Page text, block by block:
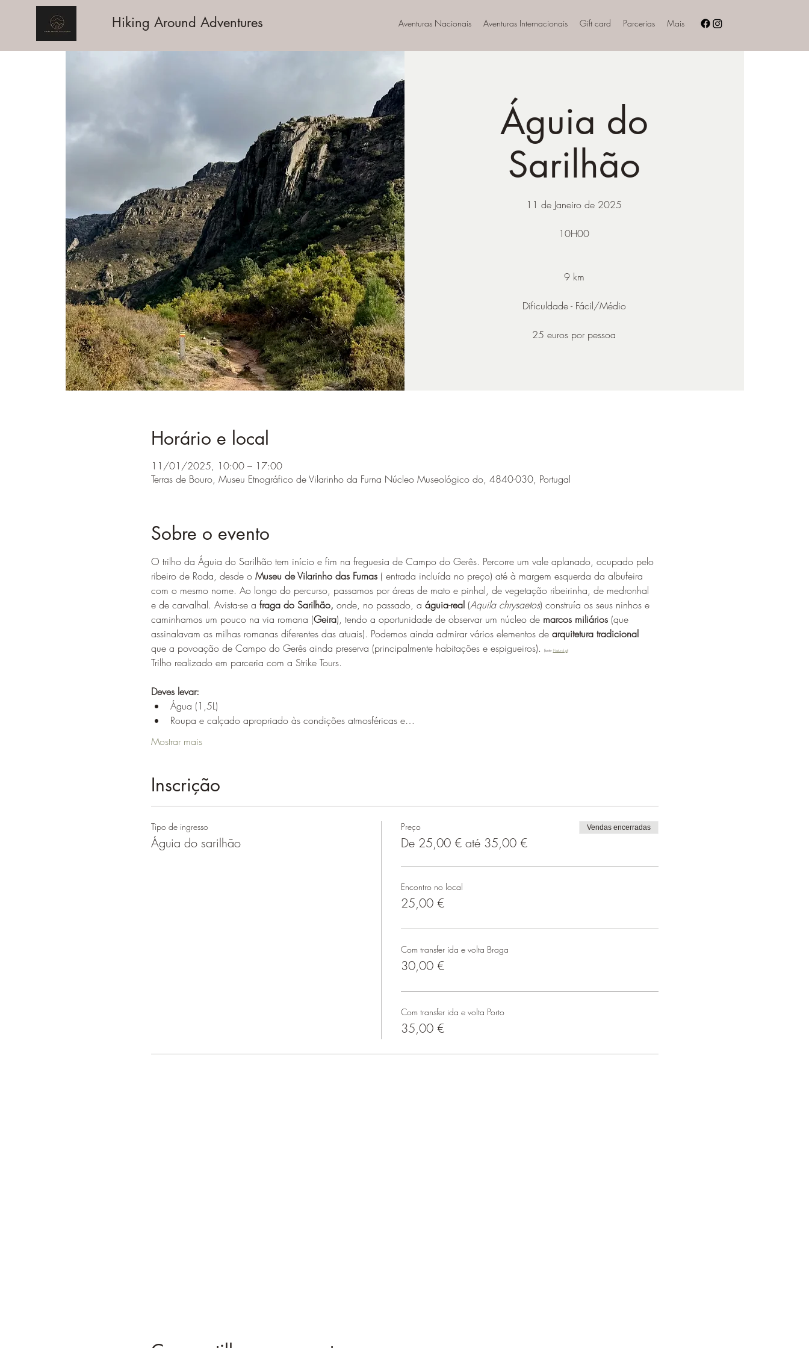
Hiking Around Adventures Aventuras Nacionais Aventuras Internacionais Gift card Parcerias Mais
Águia do
Sarilhão
11 de Janeiro de 2025
10H00
9 km
Dificuldade - Fácil/Médio
25 euros por pessoa
Horário e local
11/01/2025, 10:00 – 17:00
Terras de Bouro, Museu Etnográfico de Vilarinho da Furna Núcleo Museológico do, 4840-030, Portugal
Sobre o evento
O trilho da Águia do Sarilhão tem início e fim na freguesia de Campo do Gerês. Percorre um vale aplanado, ocupado pelo
ribeiro de Roda, desde o Museu de Vilarinho das Furnas ( entrada incluída no preço) até à margem esquerda da albufeira
com o mesmo nome. Ao longo do percurso, passamos por áreas de mato e pinhal, de vegetação ribeirinha, de medronhal
e de carvalhal. Avista-se a fraga do Sarilhão, onde, no passado, a águia-real (Aquila chrysaetos) construía os seus ninhos e
caminhamos um pouco na via romana (Geira), tendo a oportunidade de observar um núcleo de marcos miliários (que
assinalavam as milhas romanas diferentes das atuais). Podemos ainda admirar vários elementos de arquitetura tradicional
que a povoação de Campo do Gerês ainda preserva (principalmente habitações e espigueiros).
(fonte- Natural.pt)
​Trilho realizado em parceria com a Strike Tours.
Deves levar:
Água (1,5L)
Roupa e calçado apropriado às condições atmosféricas e…
Mostrar mais
Inscrição
Tipo de ingresso
Águia do sarilhão
Preço
De 25,00 € até 35,00 €
Vendas encerradas
Encontro no local
25,00 €
Com transfer ida e volta Braga
30,00 €
Com transfer ida e volta Porto
35,00 €